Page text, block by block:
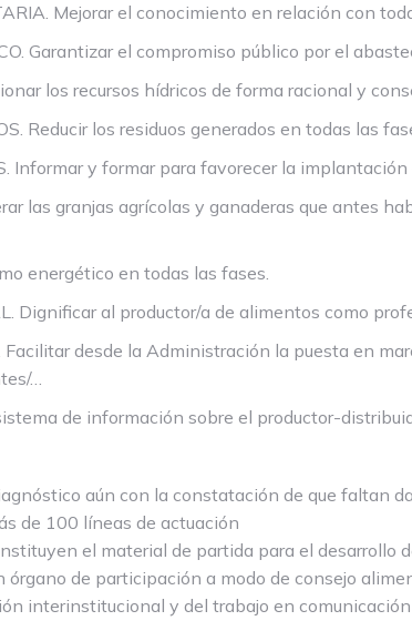
Mejorar el conocimiento en relación con
Garantizar el compromiso público por el
los recursos hídricos de forma racional y
Reducir los residuos generados en todas las
Informar y formar para favorecer la
las granjas agrícolas y ganaderas que antes
energético en todas las fases.
Dignificar al productor/a de alimentos como
Facilitar desde la Administración la puesta en
…
de información sobre el productor-
aún con la constatación de que faltan
de 100 líneas de actuación
el material de partida para el desarrollo
órgano de participación a modo de consejo
interinstitucional y del trabajo en comunicación